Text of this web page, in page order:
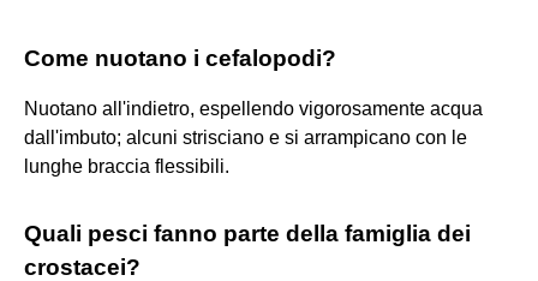
Come nuotano i cefalopodi?
Nuotano all'indietro, espellendo vigorosamente acqua
dall'imbuto; alcuni strisciano e si arrampicano con le
lunghe braccia flessibili.
Quali pesci fanno parte della famiglia dei
crostacei?